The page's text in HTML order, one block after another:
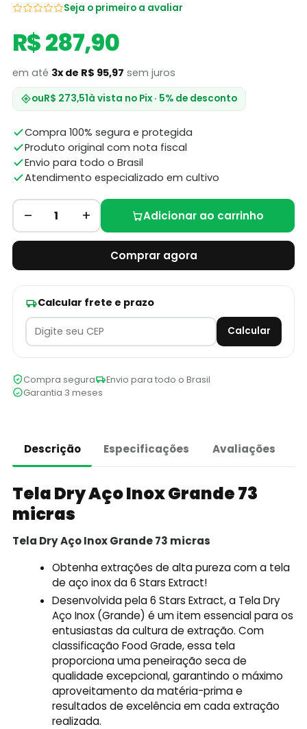
Seja o primeiro a avaliar
R$ 287,90
em até 3x de R$ 95,97 sem juros
ouR$ 273,51à vista no Pix · 5% de desconto
Compra 100% segura e protegida
Produto original com nota fiscal
Envio para todo o Brasil
Atendimento especializado em cultivo
– 1 + Adicionar ao carrinho
Comprar agora
Calcular frete e prazo
Calcular
Compra segura
Envio para todo o Brasil
Garantia 3 meses
Descrição Especificações Avaliações
Tela Dry Aço Inox Grande 73
micras
Tela Dry Aço Inox Grande 73 micras
Obtenha extrações de alta pureza com a tela
de aço inox da 6 Stars Extract!
Desenvolvida pela 6 Stars Extract, a Tela Dry
Aço Inox (Grande) é um item essencial para os
entusiastas da cultura de extração. Com
classificação Food Grade, essa tela
proporciona uma peneiração seca de
qualidade excepcional, garantindo o máximo
aproveitamento da matéria-prima e
resultados de excelência em cada extração
realizada.